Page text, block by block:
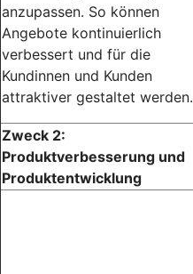
anzupassen. So können
Angebote kontinuierlich
verbessert und für die
Kundinnen und Kunden
attraktiver gestaltet werden.
Zweck 2:
Produktverbesserung und
Produktentwicklung